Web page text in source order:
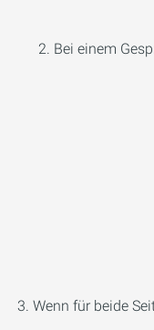
2. Bei einem
3. Wenn für beide